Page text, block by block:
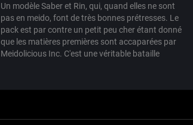
Un modèle Saber et Rin, qui, quand elles ne sont
pas en meido, font de très bonnes prétresses. Le
pack est par contre un petit peu cher étant donné
que les matières premières sont accaparées par
Meidolicious Inc. C'est une véritable bataille